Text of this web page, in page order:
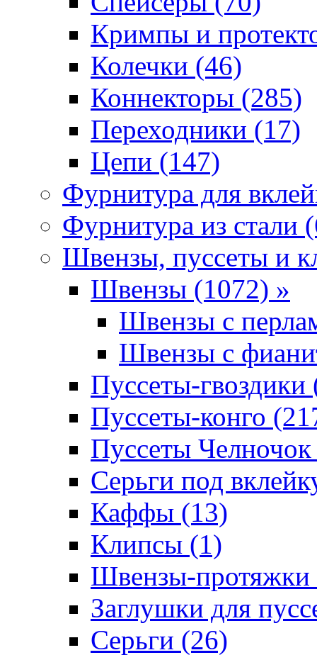
Кримпы и
Колечки (46)
Коннекторы (285)
Переходники (17)
Цепи (147)
Фурнитура для
Фурнитура из стали
Швензы, пуссеты и
Швензы (1072) »
Швензы с
Швензы с
Пуссеты-гвоздики
Пуссеты-конго
Пуссеты
Серьги под
Каффы (13)
Клипсы (1)
Швензы-протяжки
Заглушки для
Серьги (26)